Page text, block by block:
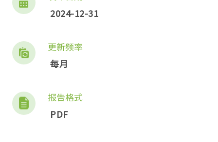
2024-12-31
更新频率
每月
报告格式
PDF